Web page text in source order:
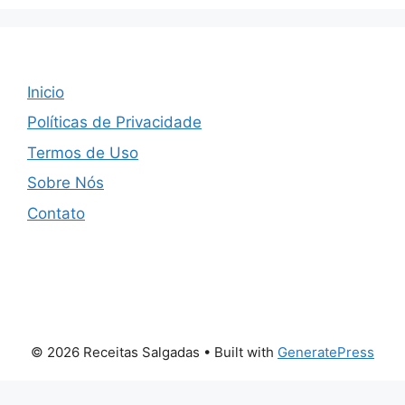
Inicio
Políticas de Privacidade
Termos de Uso
Sobre Nós
Contato
© 2026 Receitas Salgadas • Built with GeneratePress